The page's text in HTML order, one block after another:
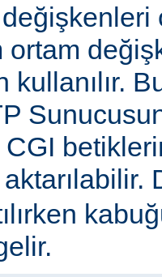
ortam
kullanılır.
CGI